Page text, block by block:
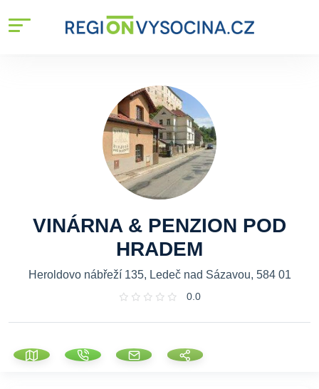
VINÁRNA & PENZION POD
HRADEM
Heroldovo nábřeží 135, Ledeč nad Sázavou, 584 01
0.0